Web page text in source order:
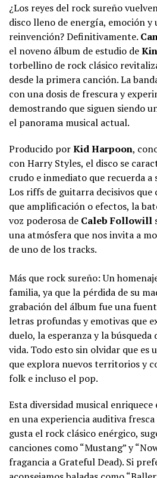
¿Los reyes del rock sureño
disco lleno de energía, emoción y
reinvención? Definitivamente.
el noveno álbum de estudio de
torbellino de rock clásico
desde la primera canción. La
con una dosis de frescura y
demostrando que siguen siendo
el panorama musical actual.
Producido porKid Harpoon,
con Harry Styles, el disco se
crudo e inmediato que recuerda a
Los riffs de guitarra decisivos que
que amplificación o efectos, la
voz poderosa de Caleb Followill
una atmósfera que nos invita a
de uno de los tracks.
Más que rock sureño: Un
familia, ya que la pérdida de su
grabación del álbum fue una
letras profundas y emotivas que
duelo, la esperanza y la
vida. Todo esto sin olvidar que
que explora nuevos territorios y
folk e incluso el pop.
Esta diversidad musical
en una experiencia auditiva
gusta el rock clásico enérgico,
canciones como “Mustang” y
fragancia a Grateful Dead). Si